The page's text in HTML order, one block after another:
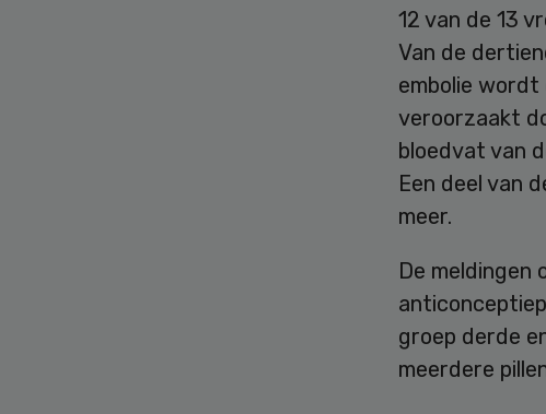
12 van de 13
Van de
embolie
veroorzaakt
bloedvat van
Een deel van
meer.
De meldingen
groep derde
meerdere